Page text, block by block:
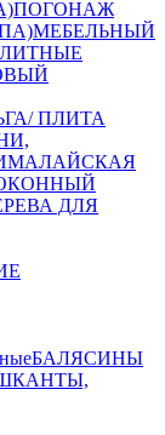
ПОГОНАЖ
МЕБЕЛЬНЫЙ
ПЛИТА
ДЛЯ
БАЛЯСИНЫ